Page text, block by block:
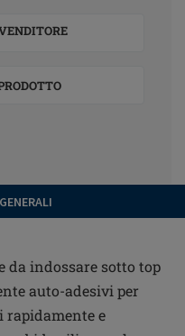
da indossare sotto top
auto-adesivi per
rapidamente e